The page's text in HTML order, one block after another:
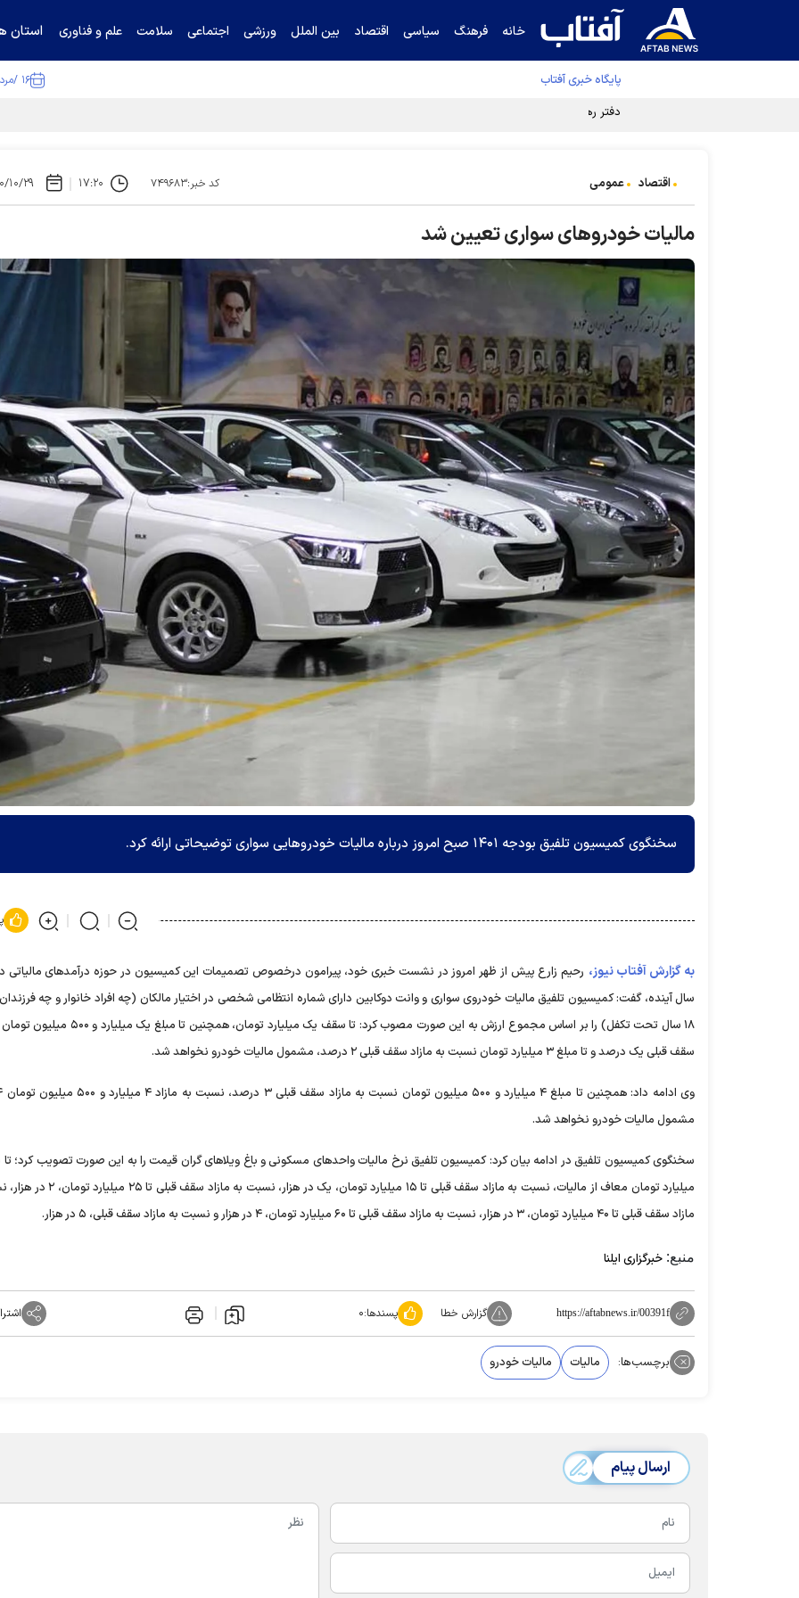
خانه فرهنگ سیاسی اقتصاد بین الملل ورزشی اجتماعی سلامت علم و فناوری استان
پایگاه خبری آفتاب ۱۶ /مرداد /۱۴۰۵
دفتر رهبر انقلاب ادعای خرازی درباره پزشکیان را تکذیب کرد
اقتصاد عمومی کد خبر:۷۴۹۶۸۳ ۱۷:۲۰ ۱۴۰۰/
مالیات خودرو‌های سواری تعیین شد
سخنگوی کمیسیون تلفیق بودجه ۱۴۰۱ صبح امروز درباره مالیات خودرو‌هایی سواری توضیحاتی ارائه کرد.
به گزارش آفتاب نیوز، رحیم زارع پیش از ظهر امروز در نشست خبری خود، پیرامون درخصوص تصمیمات این کمیسیون در حوزه درآمد‌های مالیاتی
سال آینده، گفت: کمیسیون تلفیق مالیات خودروی سواری و وانت دوکابین دارای شماره انتظامی شخصی در اختیار مالکان (چه افراد خانوار و چه فرزندان
۱۸ سال تحت تکفل) را بر اساس مجموع ارزش به این صورت مصوب کرد: تا سقف یک میلیارد تومان،
سقف قبلی یک درصد و تا مبلغ ۳ میلیارد تومان نسبت به مازاد سقف قبلی ۲ درصد، مشمول مالیات خودرو نخواهد شد.
مشمول مالیات خودرو نخواهد شد.
میلیارد تومان معاف از مالیات، نسبت به مازاد سقف قبلی تا ۱۵ میلیارد تومان،
مازاد سقف قبلی تا ۴۰ میلیارد تومان، ۳ در هزار، نسبت به مازاد سقف قبلی تا ۶۰ میلیارد تومان، ۴ در هزار و نسبت به مازاد سقف قبلی، ۵ در هزار.
منبع: خبرگزاری ایلنا
https://aftabnews.ir/00391f گزارش خطا پسندها:۰
برچسب‌ها: مالیات مالیات خودرو‌
ارسال پیام